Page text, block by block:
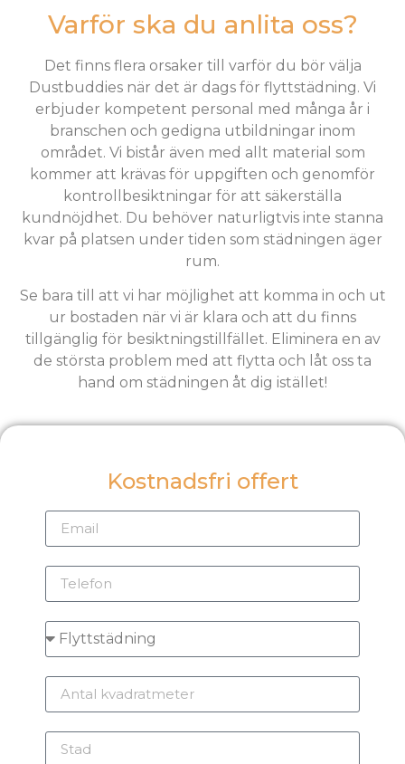
Varför ska du anlita oss?
Det finns flera orsaker till varför du bör välja
Dustbuddies när det är dags för flyttstädning. Vi
erbjuder kompetent personal med många år i
branschen och gedigna utbildningar inom
området. Vi bistår även med allt material som
kommer att krävas för uppgiften och genomför
kontrollbesiktningar för att säkerställa
kundnöjdhet. Du behöver naturligtvis inte stanna
kvar på platsen under tiden som städningen äger
rum.
Se bara till att vi har möjlighet att komma in och ut
ur bostaden när vi är klara och att du finns
tillgänglig för besiktningstillfället. Eliminera en av
de största problem med att flytta och låt oss ta
hand om städningen åt dig istället!
Kostnadsfri offert